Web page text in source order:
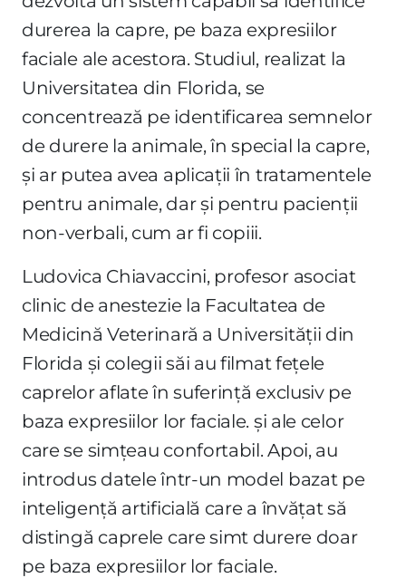
durerea la capre, pe baza expresiilor
faciale ale acestora. Studiul, realizat la
Universitatea din Florida, se
concentrează pe identificarea semnelor
de durere la animale, în special la capre,
și ar putea avea aplicații în tratamentele
pentru animale, dar și pentru pacienții
non-verbali, cum ar fi copiii.
Ludovica Chiavaccini, profesor asociat
clinic de anestezie la Facultatea de
Medicină Veterinară a Universității din
Florida și colegii săi au filmat fețele
caprelor aflate în suferință exclusiv pe
baza expresiilor lor faciale. și ale celor
care se simțeau confortabil. Apoi, au
introdus datele într-un model bazat pe
inteligență artificială care a învățat să
distingă caprele care simt durere doar
pe baza expresiilor lor faciale.